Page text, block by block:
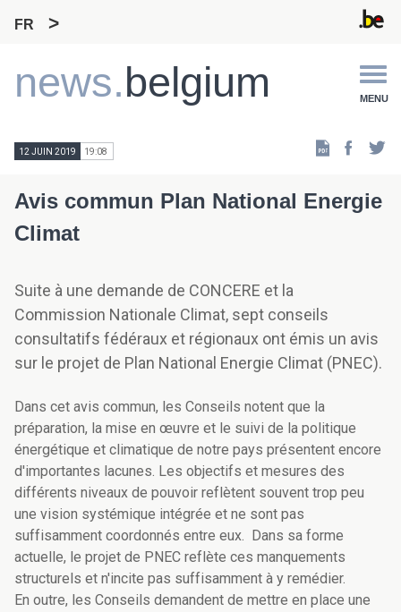
FR
news.belgium MENU
navigation
12 JUIN 2019 19:08
Avis commun Plan National Energie
Climat
Suite à une demande de CONCERE et la
Commission Nationale Climat, sept conseils
consultatifs fédéraux et régionaux ont émis un avis
sur le projet de Plan National Energie Climat (PNEC).
Dans cet avis commun, les Conseils notent que la
préparation, la mise en œuvre et le suivi de la politique
énergétique et climatique de notre pays présentent encore
d'importantes lacunes. Les objectifs et mesures des
différents niveaux de pouvoir reflètent souvent trop peu
une vision systémique intégrée et ne sont pas
suffisamment coordonnés entre eux. Dans sa forme
actuelle, le projet de PNEC reflète ces manquements
structurels et n'incite pas suffisamment à y remédier.
En outre, les Conseils demandent de mettre en place une